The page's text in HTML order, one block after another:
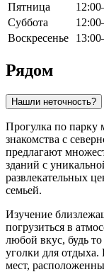
Пятница
Суббота
Воскресенье
Рядом
Нашли неточность?
Прогулка по парку
знакомства с
предлагают
зданий с
развлекательных
семьей.
Изучение
погрузиться в
любой вкус, будь
уголки для
мест,